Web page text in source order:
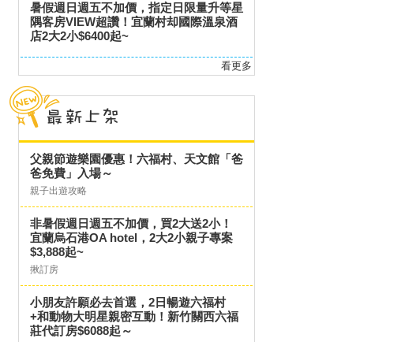
暑假週日週五不加價，指定日限量升等星
隅客房VIEW超讚！宜蘭村却國際溫泉酒
店2大2小$6400起~
看更多
父親節遊樂園優惠！六福村、天文館「爸
爸免費」入場～
親子出遊攻略
非暑假週日週五不加價，買2大送2小！
宜蘭烏石港OA hotel，2大2小親子專案
$3,888起~
揪訂房
小朋友許願必去首選，2日暢遊六福村
+和動物大明星親密互動！新竹關西六福
莊代訂房$6088起～